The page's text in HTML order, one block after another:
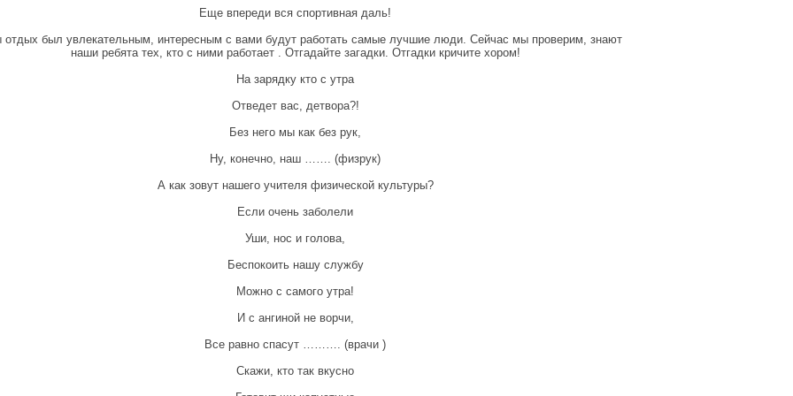
Еще впереди вся спортивная даль!
отдых был увлекательным, интересным с вами будут работать самые лучшие люди. Сейчас мы проверим, знают
наши ребята тех, кто с ними работает . Отгадайте загадки. Отгадки кричите хором!
На зарядку кто с утра
Отведет вас, детвора?!
Без него мы как без рук,
Ну, конечно, наш ……. (физрук)
А как зовут нашего учителя физической культуры?
Если очень заболели
Уши, нос и голова,
Беспокоить нашу службу
Можно с самого утра!
И с ангиной не ворчи,
Все равно спасут ………. (врачи )
Скажи, кто так вкусно